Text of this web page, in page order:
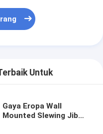
Untuk
Gaya Eropa Wall
Mounted Slewing Jib